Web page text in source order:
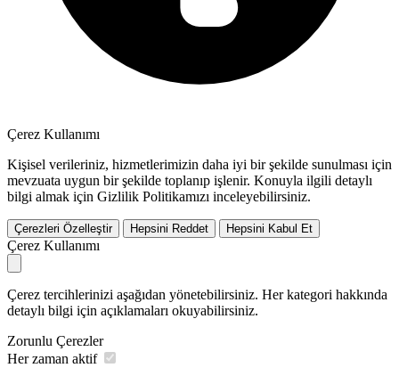
Çerez Kullanımı
Kişisel verileriniz, hizmetlerimizin daha iyi bir şekilde sunulması için
mevzuata uygun bir şekilde toplanıp işlenir. Konuyla ilgili detaylı
bilgi almak için Gizlilik Politikamızı inceleyebilirsiniz.
Çerezleri Özelleştir Hepsini Reddet Hepsini Kabul Et
Çerez Kullanımı
Çerez tercihlerinizi aşağıdan yönetebilirsiniz. Her kategori hakkında
detaylı bilgi için açıklamaları okuyabilirsiniz.
Zorunlu Çerezler
Her zaman aktif